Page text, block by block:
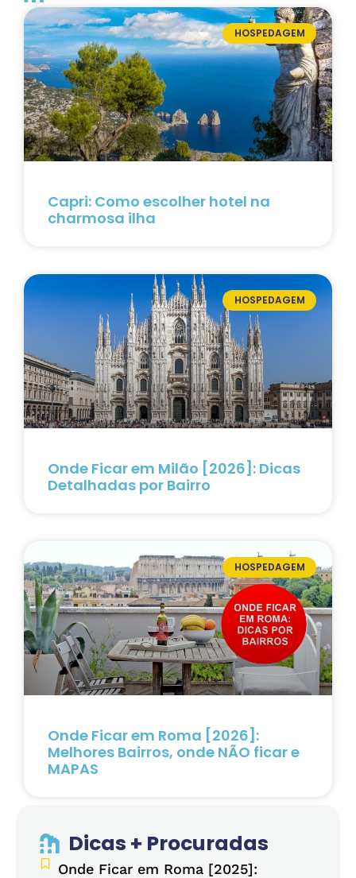
HOSPEDAGEM
Capri: Como escolher hotel na
charmosa ilha
HOSPEDAGEM
Onde Ficar em Milão [2026]: Dicas
Detalhadas por Bairro
HOSPEDAGEM
Onde Ficar em Roma [2026]:
Melhores Bairros, onde NÃO ficar e
MAPAS
Dicas + Procuradas
Onde Ficar em Roma [2025]: